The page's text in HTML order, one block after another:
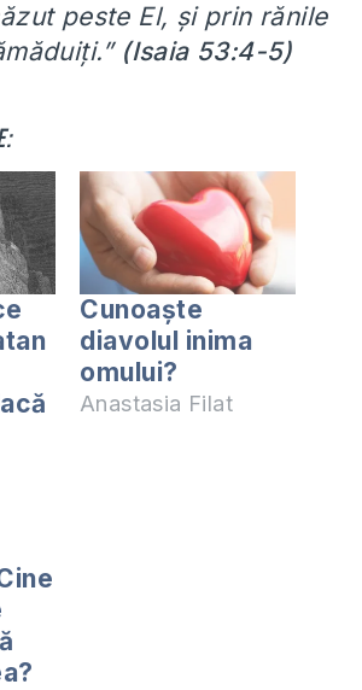
peste El, și prin rănile
(Isaia 53:4-5)
Cunoaşte
diavolul inima
omului?
Anastasia Filat